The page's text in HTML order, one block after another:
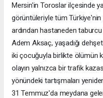
Mersin'in Toroslar ilçesinde
görüntüleriyle tüm
ardından hastaneden
Adem Aksaç, yaşadığı
iki çocuğuyla birlikte ölümün
olayın yalnızca bir trafik
yönündeki tartışmaları
31 Temmuz'da meydana